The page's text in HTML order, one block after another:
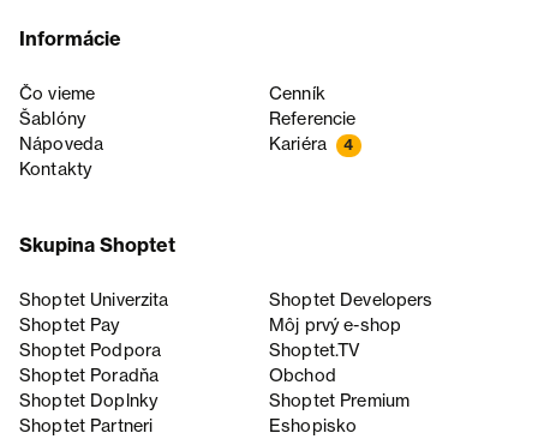
Informácie
Čo vieme
Cenník
Šablóny
Referencie
Nápoveda
Kariéra 4
Kontakty
Skupina Shoptet
Shoptet Univerzita
Shoptet Developers
Shoptet Pay
Môj prvý e-shop
Shoptet Podpora
Shoptet.TV
Shoptet Poradňa
Obchod
Shoptet Doplnky
Shoptet Premium
Shoptet Partneri
Eshopisko